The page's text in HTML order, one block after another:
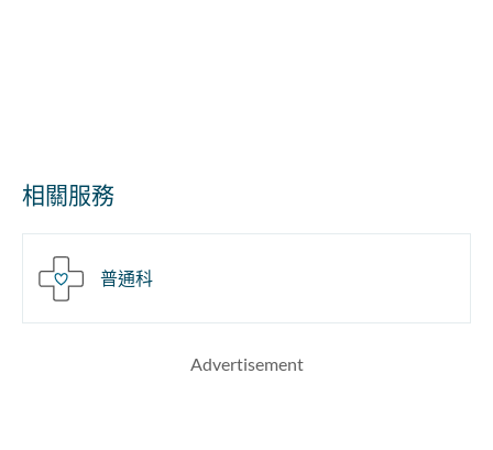
相關服務
普通科
Advertisement